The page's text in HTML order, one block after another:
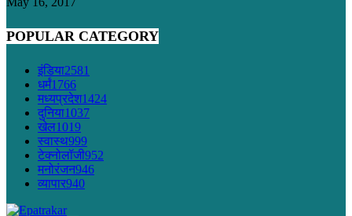
POPULAR CATEGORY
इंडिया2581
धर्मं1766
मध्यप्रदेश1424
दुनिया1037
खेल1019
स्वास्थ999
टेक्नोलॉजी952
मनोरंजन946
व्यापार940